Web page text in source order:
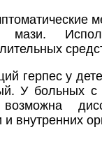
герпес у
У больных
возможна
внутренних